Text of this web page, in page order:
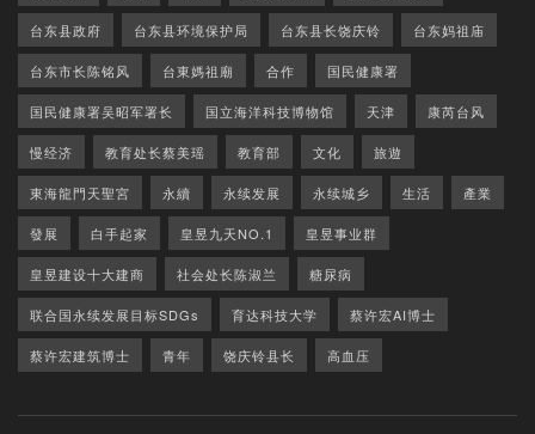
台东县政府 台东县环境保护局 台东县长饶庆铃 台东妈祖庙
台东市长陈铭风 台東媽祖廟 合作 国民健康署
国民健康署吴昭军署长 国立海洋科技博物馆 天津 康芮台风
慢经济 教育处长蔡美瑶 教育部 文化 旅遊
東海龍門天聖宮 永續 永续发展 永续城乡 生活 產業
發展 白手起家 皇昱九天NO.1 皇昱事业群
皇昱建设十大建商 社会处长陈淑兰 糖尿病
联合国永续发展目标SDGs 育达科技大学 蔡许宏AI博士
蔡许宏建筑博士 青年 饶庆铃县长 高血压